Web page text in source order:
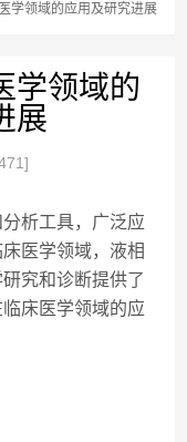
学领域的应用及研究进展
学领域的
展
析工具，广泛应
医学领域，液相
究和诊断提供了
床医学领域的应